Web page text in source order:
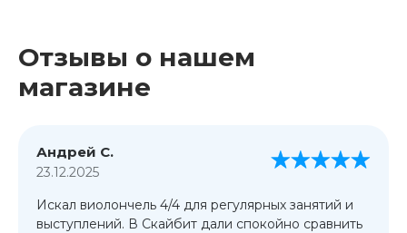
Отзывы о нашем
магазине
Андрей С.
23.12.2025
Искал виолончель 4/4 для регулярных занятий и
выступлений. В Скайбит дали спокойно сравнить